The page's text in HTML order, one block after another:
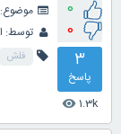
0
0
3
پاسخ
1.3k
visibility
موضوع:
توسط:
فلش